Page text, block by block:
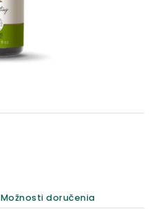
Možnosti doručenia